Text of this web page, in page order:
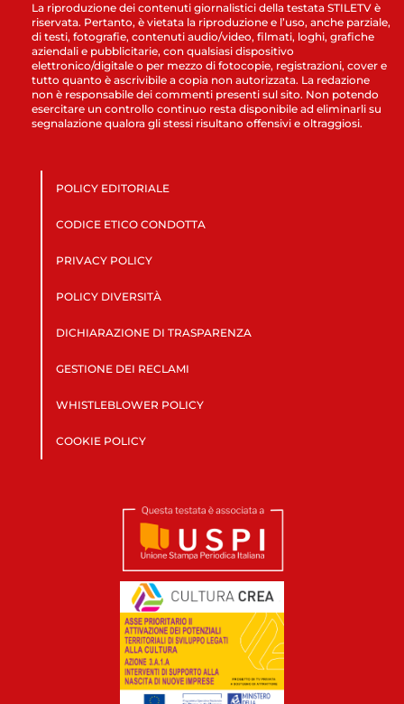
La riproduzione dei contenuti giornalistici della testata STILETV è
riservata. Pertanto, è vietata la riproduzione e l’uso, anche parziale,
di testi, fotografie, contenuti audio/video, filmati, loghi, grafiche
aziendali e pubblicitarie, con qualsiasi dispositivo
elettronico/digitale o per mezzo di fotocopie, registrazioni, cover e
tutto quanto è ascrivibile a copia non autorizzata. La redazione
non è responsabile dei commenti presenti sul sito. Non potendo
esercitare un controllo continuo resta disponibile ad eliminarli su
segnalazione qualora gli stessi risultano offensivi e oltraggiosi.
POLICY EDITORIALE
CODICE ETICO CONDOTTA
PRIVACY POLICY
POLICY DIVERSITÀ
DICHIARAZIONE DI TRASPARENZA
GESTIONE DEI RECLAMI
WHISTLEBLOWER POLICY
COOKIE POLICY